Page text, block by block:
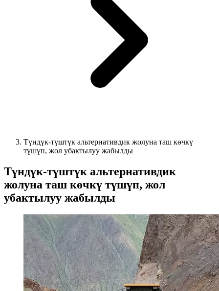
Түндүк-түштүк альтернативдик жолуна таш көчкү
түшүп, жол убактылуу жабылды
Түндүк-түштүк альтернативдик
жолуна таш көчкү түшүп, жол
убактылуу жабылды